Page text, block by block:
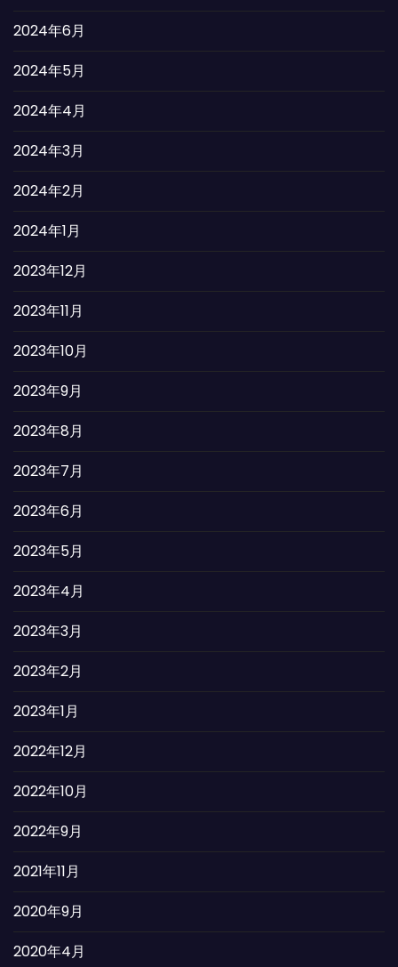
2024年6月
2024年5月
2024年4月
2024年3月
2024年2月
2024年1月
2023年12月
2023年11月
2023年10月
2023年9月
2023年8月
2023年7月
2023年6月
2023年5月
2023年4月
2023年3月
2023年2月
2023年1月
2022年12月
2022年10月
2022年9月
2021年11月
2020年9月
2020年4月